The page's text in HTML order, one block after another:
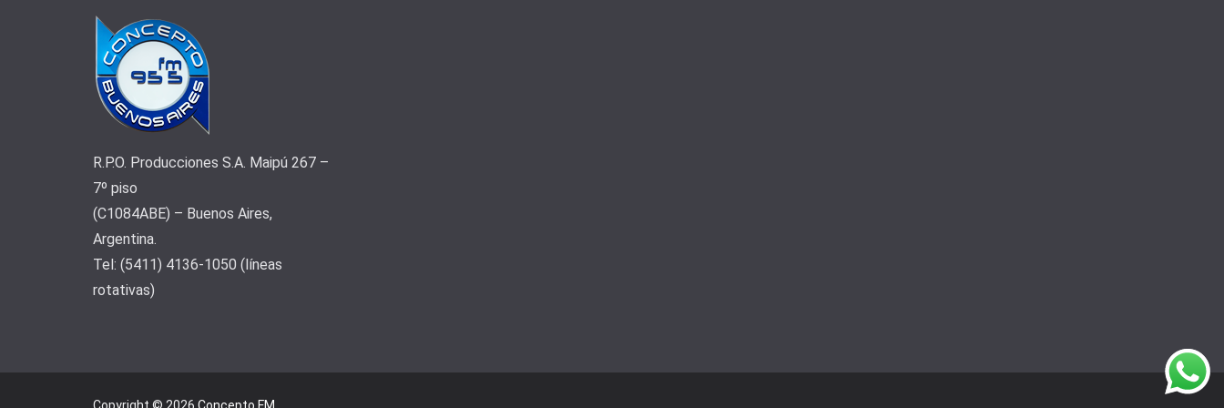
R.P.O. Producciones S.A. Maipú 267 –
7º piso
(C1084ABE) – Buenos Aires,
Argentina.
Tel: (5411) 4136-1050 (líneas
rotativas)